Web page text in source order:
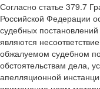
Согласно статье 379.7
Российской Федерации
судебных
являются
обжалуемом судебном
обстоятельствам дела,
апелляционной